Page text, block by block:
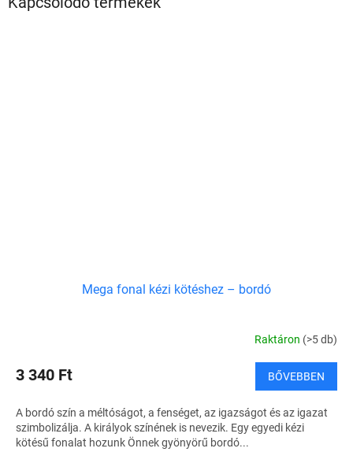
Mega fonal kézi kötéshez – bordó
Raktáron (>5 db)
3 340 Ft BŐVEBBEN
A bordó szín a méltóságot, a fenséget, az igazságot és az igazat
szimbolizálja. A királyok színének is nevezik. Egy egyedi kézi
kötésű fonalat hozunk Önnek gyönyörű bordó...